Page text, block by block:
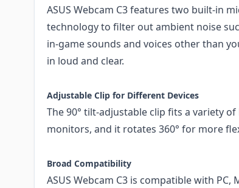
ASUS Webcam C3 features two built-in
technology to filter out ambient noise
in-game sounds and voices other than
in loud and clear.
Adjustable Clip for Different Devices
The 90° tilt‑adjustable clip fits a variety
monitors, and it rotates 360° for more
Broad Compatibility
ASUS Webcam C3 is compatible with PC,